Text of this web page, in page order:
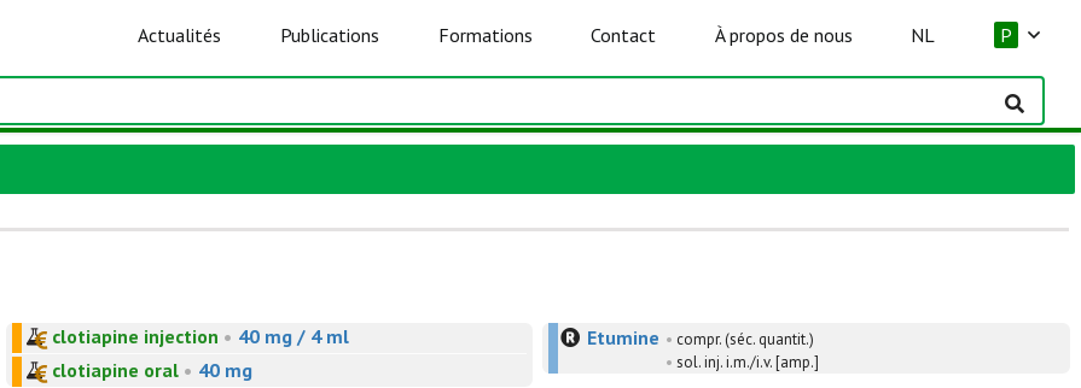
Actualités Publications Formations Contact À propos de nous NL P
clotiapine injection • 40 mg / 4 ml
clotiapine oral• 40 mg
Etumine • compr. (séc. quantit.)
•sol. inj. i.m./i.v. [amp.]